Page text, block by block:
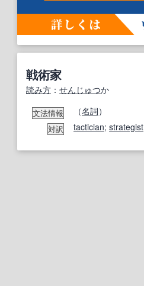
戦術家
読み方 ： せんじゅつか
文法情報 （名詞）
対訳 tactician; strategist